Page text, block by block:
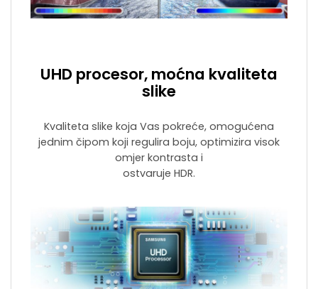
UHD procesor, moćna kvaliteta
slike
Kvaliteta slike koja Vas pokreće, omogućena
jednim čipom koji regulira boju, optimizira visok
omjer kontrasta i
ostvaruje HDR.